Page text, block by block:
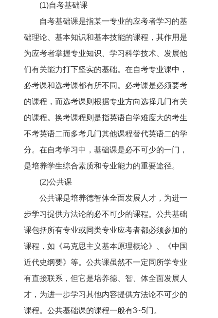
(1)自考基础课
自考基础课是指某一专业的应考者学习的基
础理论、基本知识和基本技能的课程，其作用是
为应考者掌握专业知识、学习科学技术、发展他
们有关能力打下坚实的基础。在自考专业课中，
必考课和选考课都有所不同。必考课是必须要考
的课程，而选考课则根据专业方向选择几门有关
的课程。换考课程则是指英语自学难度大的考生
不考英语二而多考几门其他课程替代英语二的学
分。在自考学习中，基础课是必不可少的一门，
是培养学生综合素质和专业能力的重要途径。
(2)公共课
公共课是培养德智体全面发展人才，为进一
步学习提供方法论的必不可少的课程。公共基础
课包括所有专业或同类专业应考者都必须参加的
课程，如《马克思主义基本原理概论》、《中国
近代史纲要》等。公共课虽然不一定同所学专业
有直接联系，但它是培养德、智、体全面发展人
才，为进一步学习其他内容提供方法论不可少的
课程。公共基础课的课程一般有3~5门。